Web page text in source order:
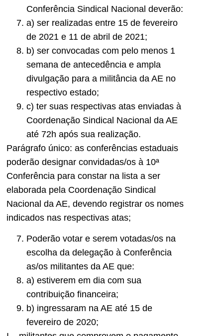
Conferência Sindical Nacional deverão:
a) ser realizadas entre 15 de fevereiro
de 2021 e 11 de abril de 2021;
b) ser convocadas com pelo menos 1
semana de antecedência e ampla
divulgação para a militância da AE no
respectivo estado;
c) ter suas respectivas atas enviadas à
Coordenação Sindical Nacional da AE
até 72h após sua realização.
Parágrafo único: as conferências estaduais
poderão designar convidadas/os à 10ª
Conferência para constar na lista a ser
elaborada pela Coordenação Sindical
Nacional da AE, devendo registrar os nomes
indicados nas respectivas atas;
Poderão votar e serem votadas/os na
escolha da delegação à Conferência
as/os militantes da AE que:
a) estiverem em dia com sua
contribuição financeira;
b) ingressaram na AE até 15 de
fevereiro de 2020;